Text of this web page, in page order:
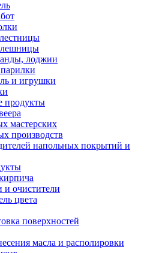
лоджии
и игрушки
продукты
мастерских
производств
напольных покрытий и
и очистители
цвета
поверхностей
масла и располировки